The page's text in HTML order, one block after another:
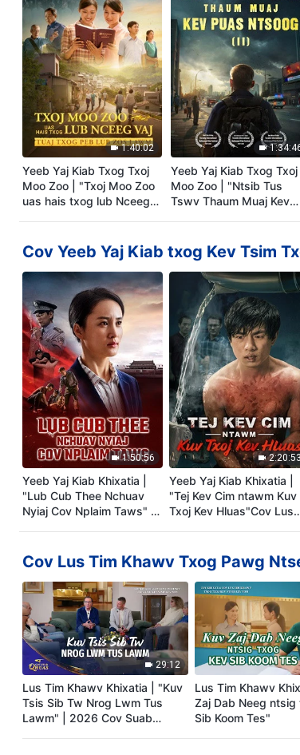
1:40:02
Yeeb Yaj Kiab Txog Txoj
Moo Zoo | "Txoj Moo Zoo
uas hais txog lub Nceeg
Yeeb Yaj Kiab Txog Txoj
Moo Zoo | "Ntsib Tus
Tswv Thaum Muaj Kev
Cov Yeeb Yaj Kiab txog Kev Tsim
1:50:56
Yeeb Yaj Kiab Khixatia |
"Lub Cub Thee Nchuav
Nyiaj Cov Nplaim Taws" |
Ntseeg
2:20:53
Yeeb Yaj Kiab Khixatia |
"Tej Kev Cim ntawm Kuv
Txoj Kev Hluas"Cov Lus
Cov Lus Tim Khawv Txog Pawg
29:12
Lus Tim Khawv Khixatia | "Kuv
Tsis Sib Tw Nrog Lwm Tus
Lawm" | 2026 Cov Suab
Lus Tim Khawv
Zaj Dab Neeg ntsig
Sib Koom Tes"